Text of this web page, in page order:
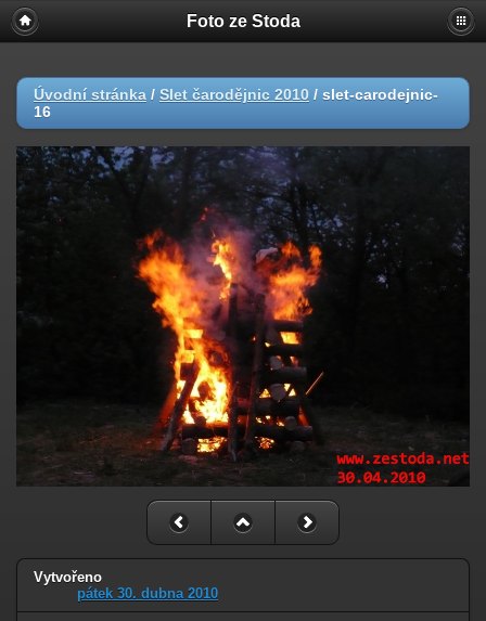
Foto ze Stoda
Úvodní stránka / Slet čarodějnic 2010 / slet-carodejnic-
16
Vytvořeno
pátek 30. dubna 2010